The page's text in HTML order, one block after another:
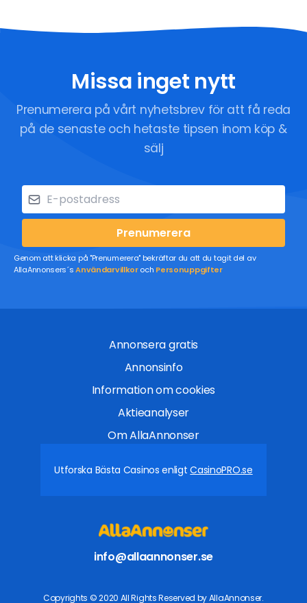
Missa inget nytt
Prenumerera på vårt nyhetsbrev för att få reda
på de senaste och hetaste tipsen inom köp &
sälj
Prenumerera
Genom att klicka på "Prenumerera" bekräftar du att du tagit del av
AllaAnnonsers´sAnvändarvillkoroch Personuppgifter
Annonsera gratis
Annonsinfo
Information om cookies
Aktieanalyser
Om AllaAnnonser
Utforska Bästa Casinos enligtCasinoPRO.se
info@allaannonser.se
Copyrights © 2020 All Rights Reserved by AllaAnnonser.